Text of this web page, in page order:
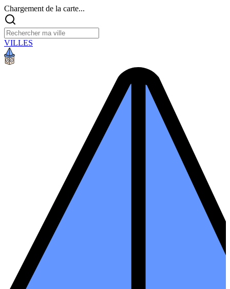
Chargement de la carte...
VILLES